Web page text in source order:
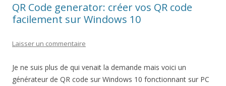
QR Code generator: créer vos QR code
facilement sur Windows 10
Laisser un commentaire
Je ne suis plus de qui venait la demande mais voici un
générateur de QR code sur Windows 10 fonctionnant sur PC